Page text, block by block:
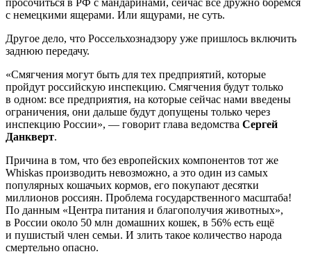
с немецкими ящерами. Или ящурами, не суть.
Другое дело, что Россельхознадзору уже пришлось включить
заднюю передачу.
«Смягчения могут быть для тех предприятий, которые
пройдут российскую инспекцию. Смягчения будут только
в одном: все предприятия, на которые сейчас нами введены
ограничения, они дальше будут допущены только через
инспекцию России», — говорит глава ведомства Сергей
Данкверт.
Причина в том, что без европейских компонентов тот же
Whiskas производить невозможно, а это один из самых
популярных кошачьих кормов, его покупают десятки
миллионов россиян. Проблема государственного масштаба!
По данным «Центра питания и благополучия животных»,
в России около 50 млн домашних кошек, в 56% есть ещё
и пушистый член семьи. И злить такое количество народа
смертельно опасно.